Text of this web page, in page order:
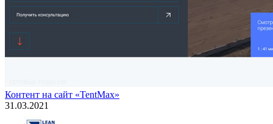
Контент на сайт «TentMax»
31.03.2021